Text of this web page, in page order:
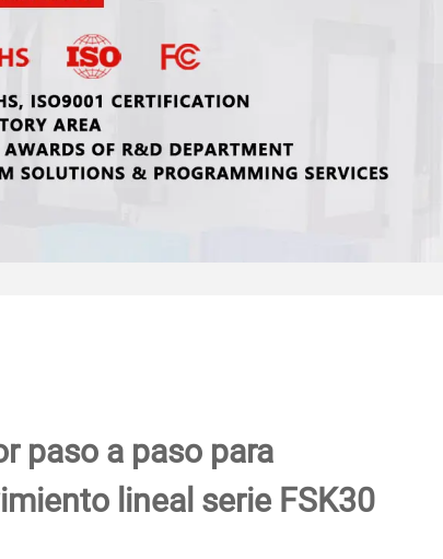
paso a paso para
lineal serie FSK30